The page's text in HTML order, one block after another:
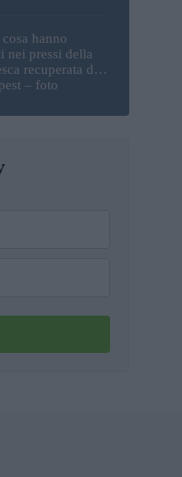
hanno
nei pressi della
recuperata dal
– foto